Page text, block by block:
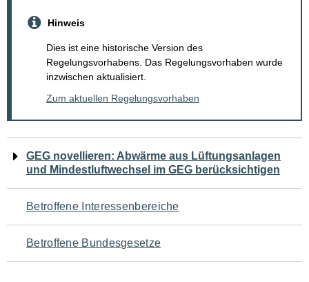
Hinweis
Dies ist eine historische Version des
Regelungsvorhabens. Das Regelungsvorhaben wurde
inzwischen aktualisiert.
Zum aktuellen Regelungsvorhaben
Navigation
für
den
Seiteninhalt
GEG novellieren: Abwärme aus Lüftungsanlagen
und Mindestluftwechsel im GEG berücksichtigen
Betroffene Interessenbereiche
Betroffene Bundesgesetze